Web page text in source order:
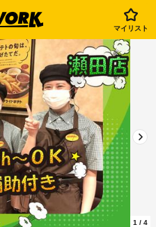
マイリスト
1 / 4